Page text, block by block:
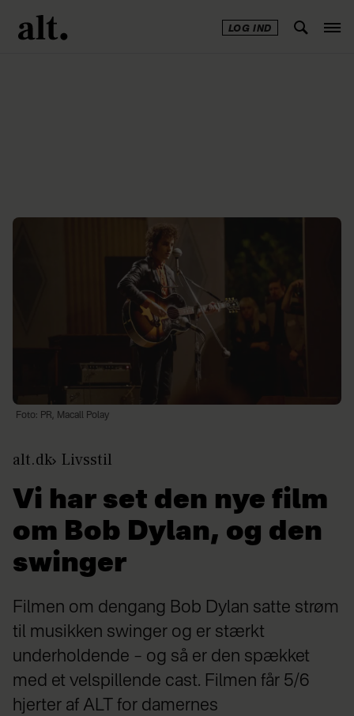
LOG IND
Foto: PR, Macall Polay
alt.dk Livsstil
Vi har set den nye film
om Bob Dylan, og den
swinger
Filmen om dengang Bob Dylan satte strøm
til musikken swinger og er stærkt
underholdende – og så er den spækket
med et velspillende cast. Filmen får 5/6
hjerter af ALT for damernes